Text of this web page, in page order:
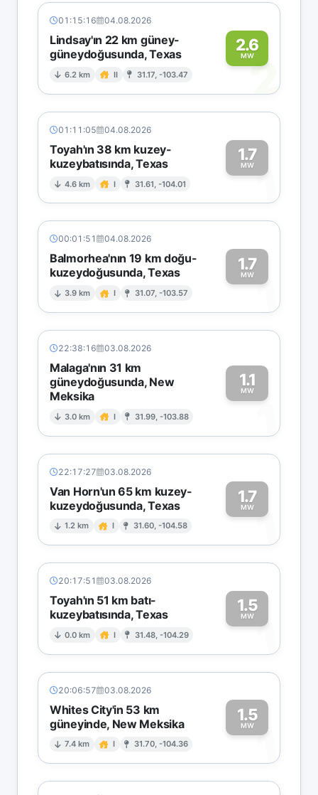
01:15:16 04.08.2026
Lindsay'ın 22 km güney-
güneydoğusunda, Texas
6.2 km II 31.17, -103.47
2.6
MW
2
01:11:05 04.08.2026
Toyah'ın 38 km kuzey-
kuzeybatısında, Texas
4.6 km I 31.61, -104.01
1.7
MW1
00:01:51 04.08.2026
Balmorhea'nın 19 km doğu-
kuzeydoğusunda, Texas
3.9 km I 31.07, -103.57
1.7
MW1
22:38:16 03.08.2026
Malaga'nın 31 km
güneydoğusunda, New
Meksika
3.0 km I 31.99, -103.88
1.1
MW
1
22:17:27 03.08.2026
Van Horn'un 65 km kuzey-
kuzeydoğusunda, Texas
1.2 km I 31.60, -104.58
1.7
MW1
20:17:51 03.08.2026
Toyah'ın 51 km batı-
kuzeybatısında, Texas
0.0 km I 31.48, -104.29
1.5
MW1
20:06:57 03.08.2026
Whites City'in 53 km
güneyinde, New Meksika
7.4 km I 31.70, -104.36
1.5
MW1